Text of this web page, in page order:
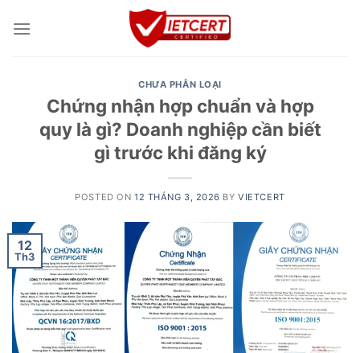
CHƯA PHÂN LOẠI
Chứng nhận hợp chuẩn và hợp
quy là gì? Doanh nghiệp cần biết
gì trước khi đăng ký
POSTED ON 12 THÁNG 3, 2026 BYVIETCERT
12
Th3